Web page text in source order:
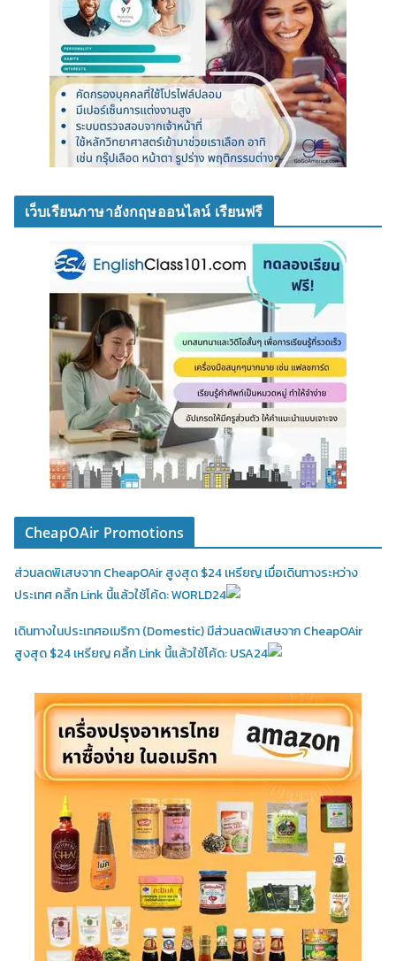
เว็บเรียนภาษาอังกฤษออนไลน์ เรียนฟรี
CheapOAir Promotions
ส่วนลดพิเสษจาก CheapOAir สูงสุด $24 เหรียญ เมื่อเดินทางระหว่าง
ประเทศ คลิ้ก Link นี้แล้วใช้โค้ด: WORLD24
เดินทางในประเทศอเมริกา (Domestic)มีส่วนลดพิเสษจาก CheapOAir
สูงสุด $24 เหรียญ คลิ้ก Link นี้แล้วใช้โค้ด: USA24